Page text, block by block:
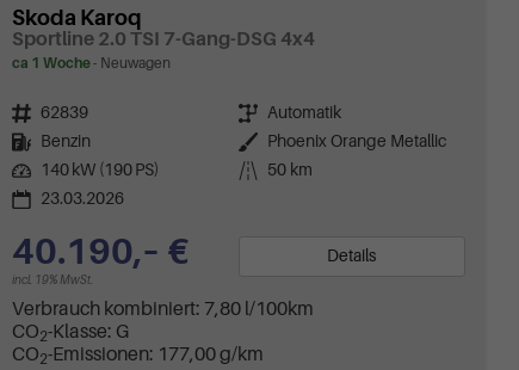
Skoda Karoq
Sportline 2.0 TSI 7-Gang-DSG 4x4
ca 1 Woche Neuwagen
Fahrzeugnr. 62839 Getriebe Automatik
Kraftstoff
Benzin Außenfarbe
Phoenix Orange Metallic
Leistung
140 kW (190 PS) Kilometerstand
50 km
23.03.2026
40.190,– €
incl. 19% MwSt.
Details
Verbrauch kombiniert: 7,80 l/100km
CO2-Klasse: G
CO2-Emissionen: 177,00 g/km